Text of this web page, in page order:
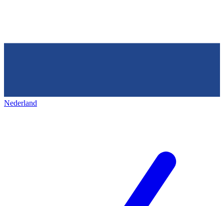
Nederland